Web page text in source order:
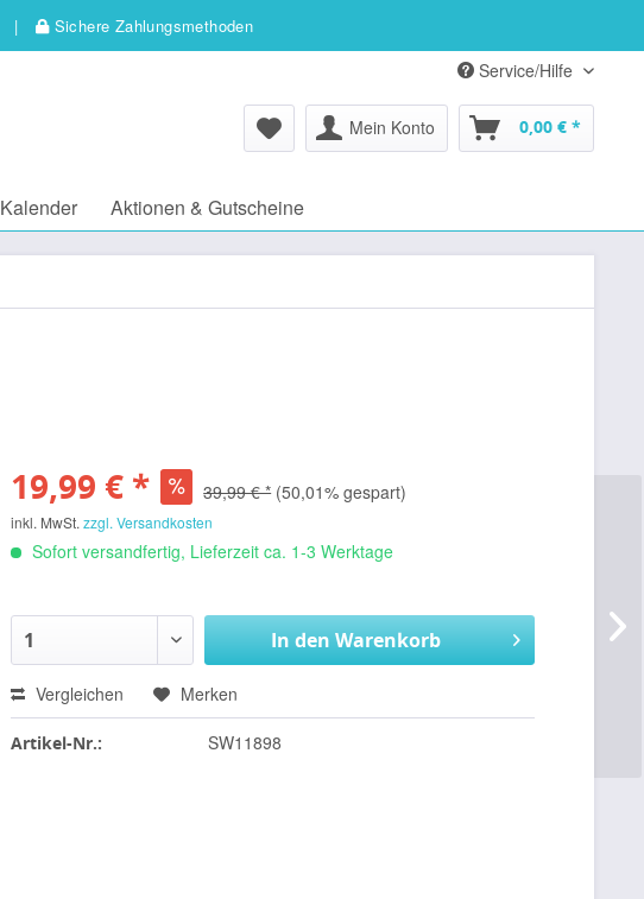
| Sichere Zahlungsmethoden
Service/Hilfe
Mein Konto 0,00 € *
Kalender Aktionen & Gutscheine
19,99 € * 39,99 € * (50,01% gespart)
inkl. MwSt.zzgl. Versandkosten
Sofort versandfertig, Lieferzeit ca. 1-3 Werktage
In denWarenkorb
Vergleichen Merken
Artikel-Nr.: SW11898